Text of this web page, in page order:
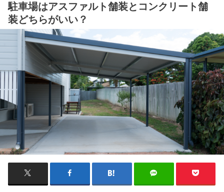
駐車場はアスファルト舗装とコンクリート舗
装どちらがいい？